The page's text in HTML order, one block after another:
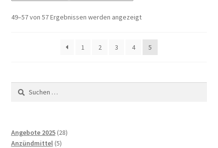
49–57 von 57 Ergebnissen werden angezeigt
1 2 3 4 5
Suchen
nach:
Angebote 2025 2828
Anzündmittel 55